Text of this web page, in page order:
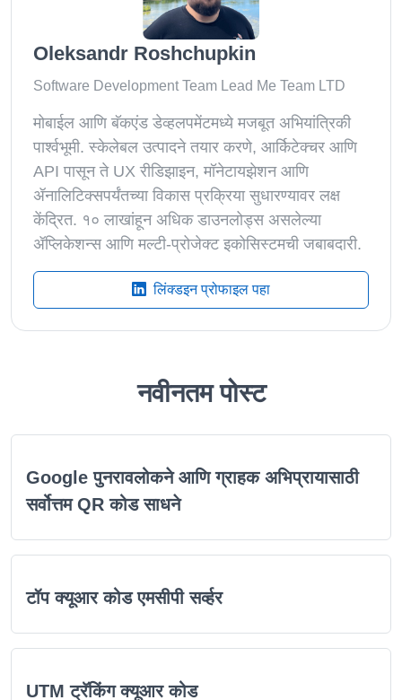
Oleksandr Roshchupkin
Software Development Team Lead Me Team LTD
मोबाईल आणि बॅकएंड डेव्हलपमेंटमध्ये मजबूत अभियांत्रिकी
पार्श्वभूमी. स्केलेबल उत्पादने तयार करणे, आर्किटेक्चर आणि
API पासून ते UX रीडिझाइन, मॉनेटायझेशन आणि
ॲनालिटिक्सपर्यंतच्या विकास प्रक्रिया सुधारण्यावर लक्ष
केंद्रित. १० लाखांहून अधिक डाउनलोड्स असलेल्या
ॲप्लिकेशन्स आणि मल्टी-प्रोजेक्ट इकोसिस्टमची जबाबदारी.
लिंक्डइन प्रोफाइल पहा
नवीनतम पोस्ट
Google पुनरावलोकने आणि ग्राहक अभिप्रायासाठी
सर्वोत्तम QR कोड साधने
टॉप क्यूआर कोड एमसीपी सर्व्हर
UTM ट्रॅकिंग क्यूआर कोड